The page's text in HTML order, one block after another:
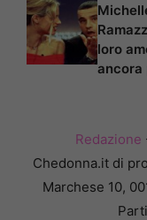
loro
ancora
Redazione
Chedonna.it di
Marchese 10,